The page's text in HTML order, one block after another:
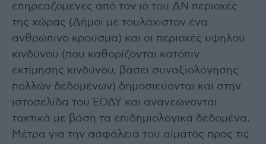
επηρεαζόμενες από τον ιό του ΔΝ περιοχές
της χώρας (Δήμοι με τουλάχιστον ένα
ανθρώπινο κρούσμα) και οι περιοχές υψηλού
κινδύνου (που καθορίζονται κατόπιν
εκτίμησης κινδύνου, βάσει συναξιολόγησης
πολλών δεδομένων) δημοσιεύονται και στην
ιστοσελίδα του ΕΟΔΥ και ανανεώνονται
τακτικά με βάση τα επιδημιολογικά δεδομένα.
Μέτρα για την ασφάλεια του αίματος προς τις